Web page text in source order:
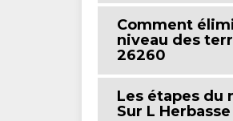
Comment
niveau des
26260
Les étapes du
Sur L